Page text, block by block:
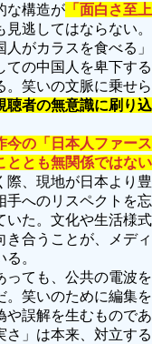
な構造が 「面白さ至
逃してはならない。
人がカラスを食べる
ての中国人を卑下す
。笑いの文脈に乗せ
聴者の無意識に刷り
今の「日本人ファー
ととも無関係ではな
際、現地が日本より
手へのリスペクトを
いた。文化や生活様
き合うことが、メデ
。
っても、公共の電波
。笑いのために編集
誤解を生むものであ
さ」は本来、対立す